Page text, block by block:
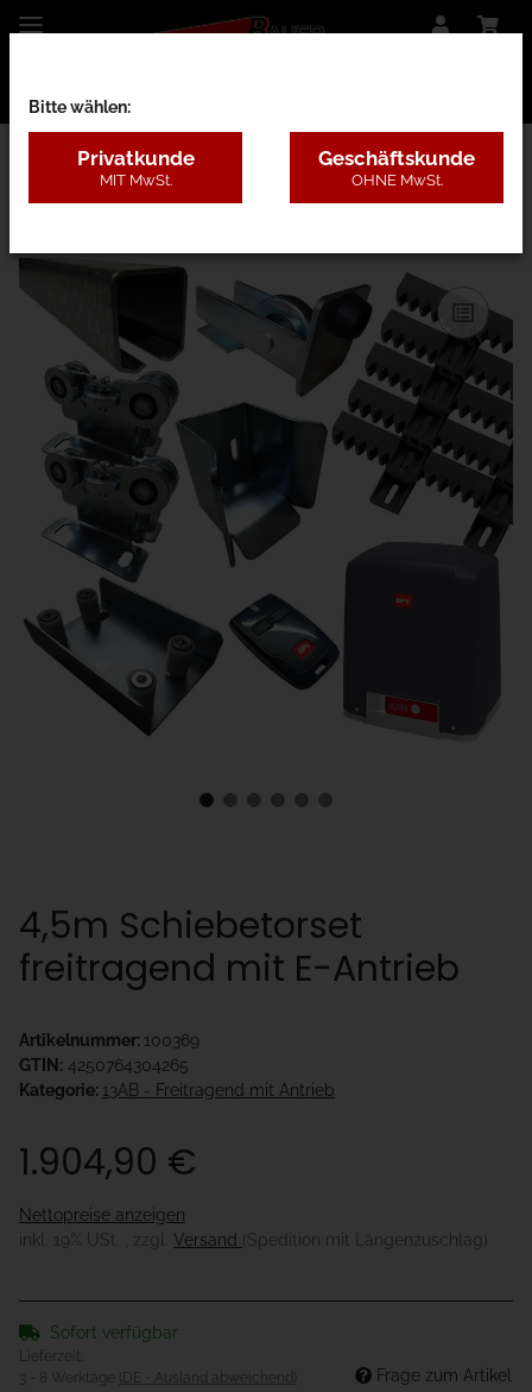
13AB - Freitragend mit Antrieb
4,5m Schiebetorset
freitragend mit E-Antrieb
Artikelnummer: 100369
GTIN: 4250764304265
Kategorie: 13AB - Freitragend mit Antrieb
1.904,90 €
Nettopreise anzeigen
inkl. 19% USt. , zzgl. Versand (Spedition mit Längenzuschlag)
Sofort verfügbar
Lieferzeit:
3 - 8 Werktage
(DE - Ausland abweichend) Frage zum Artikel
Bitte wählen:
Privatkunde
MIT MwSt.
Geschäftskunde
OHNE MwSt.